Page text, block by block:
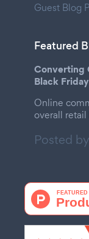
Guest Blog
Featured
Converting
Black
Online
overall retail
Posted